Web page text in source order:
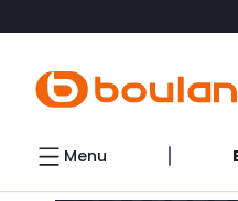
Accéder directement au
Menu